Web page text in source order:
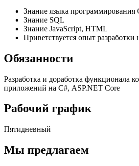
Знание языка программирования
Знание SQL
Знание JavaScript, HTML
Приветствуется опыт разработки
Обязанности
Разработка и доработка функционала
приложений на С#, ASP.NET Core
Рабочий график
Пятидневный
Мы предлагаем